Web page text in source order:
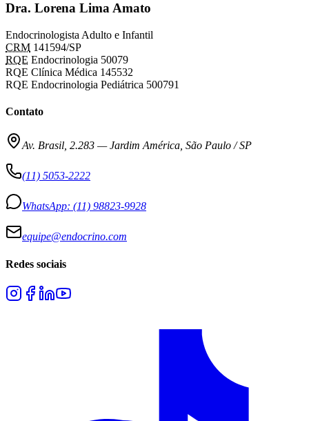
Dra. Lorena Lima Amato
Endocrinologista Adulto e Infantil
CRM 141594/SP
RQE Endocrinologia 50079
RQE Clínica Médica 145532
RQE Endocrinologia Pediátrica 500791
Contato
Av. Brasil, 2.283 —Jardim América, São Paulo / SP
(11) 5053-2222
WhatsApp: (11) 98823-9928
equipe@endocrino.com
Redes sociais